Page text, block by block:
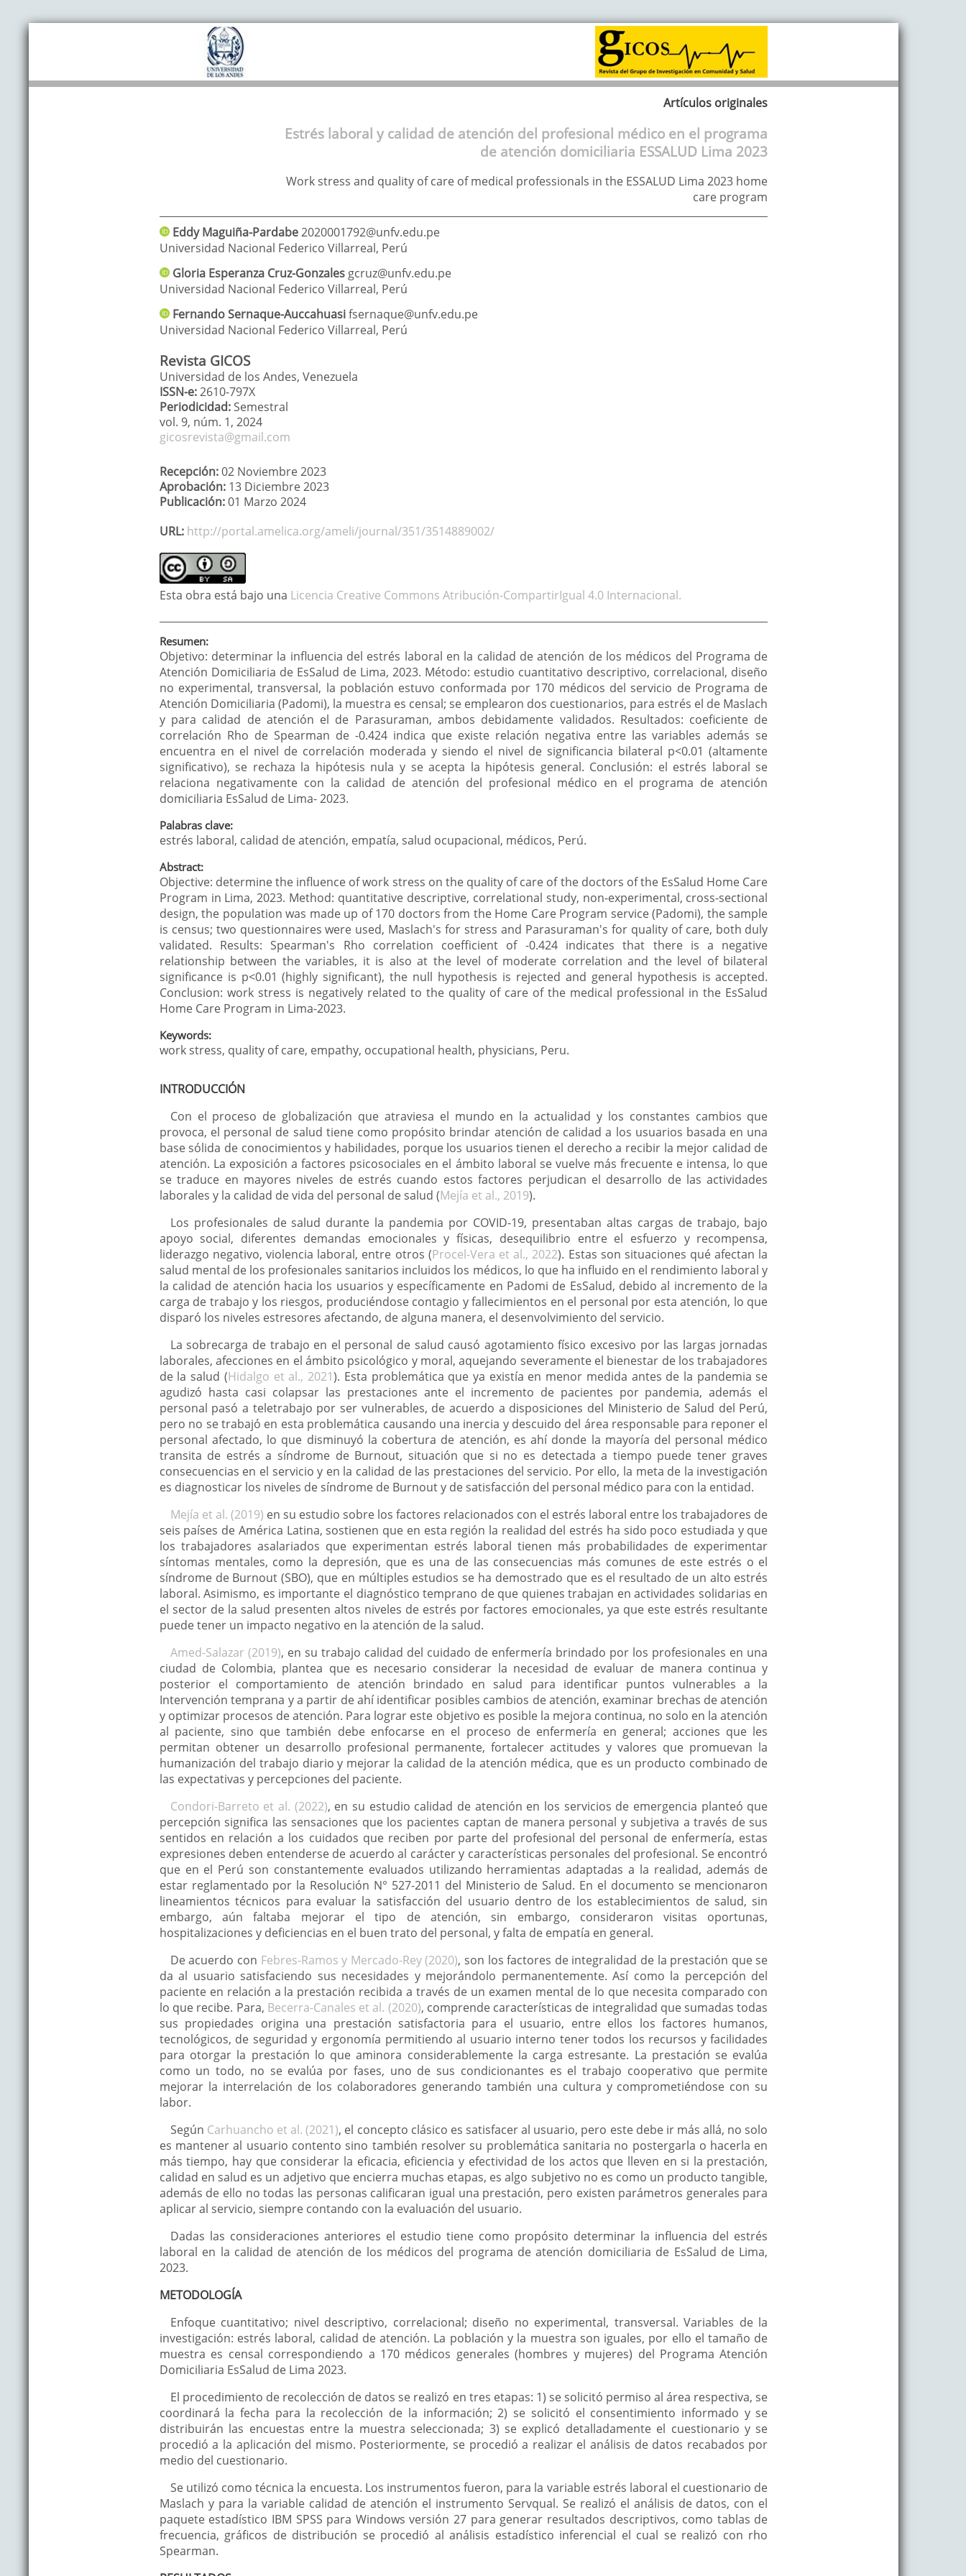
Artículos originales
Estrés laboral y calidad de atención del profesional médico en el programa
de atención domiciliaria ESSALUD Lima 2023
Work stress and quality of care of medical professionals in the ESSALUD Lima 2023 home
care program
Eddy Maguiña-Pardabe2020001792@unfv.edu.pe
Universidad Nacional Federico Villarreal, Perú
Gloria Esperanza Cruz-Gonzalesgcruz@unfv.edu.pe
Universidad Nacional Federico Villarreal, Perú
FernandoSernaque-Auccahuasifsernaque@unfv.edu.pe
Universidad Nacional Federico Villarreal, Perú
Revista GICOS
Universidad de los Andes, Venezuela
ISSN-e:2610-797X
Periodicidad: Semestral
vol. 9, núm. 1, 2024
gicosrevista@gmail.com
Recepción:02 Noviembre 2023
Aprobación: 13 Diciembre 2023
Publicación:01 Marzo 2024
URL: http://portal.amelica.org/ameli/journal/351/3514889002/
Esta obra está bajo una Licencia Creative Commons Atribución-CompartirIgual 4.0 Internacional.
Resumen:
Objetivo: determinar la influencia del estrés laboral en la calidad de atención de los médicos del Programa de
Atención Domiciliaria de EsSalud de Lima, 2023. Método: estudio cuantitativo descriptivo, correlacional, diseño
no experimental, transversal, la población estuvo conformada por 170 médicos del servicio de Programa de
Atención Domiciliaria (Padomi), la muestra es censal; se emplearon dos cuestionarios, para estrés el de Maslach
y para calidad de atención el de Parasuraman, ambos debidamente validados. Resultados: coeficiente de
correlación Rho de Spearman de -0.424 indica que existe relación negativa entre las variables además se
encuentra en el nivel de correlación moderada y siendo el nivel de significancia bilateral p<0.01 (altamente
significativo), se rechaza la hipótesis nula y se acepta la hipótesis general. Conclusión: el estrés laboral se
relaciona negativamente con la calidad de atención del profesional médico en el programa de atención
domiciliaria EsSalud de Lima- 2023.
Palabras clave:
estrés laboral, calidad de atención, empatía, salud ocupacional, médicos, Perú.
Abstract:
Objective: determine the influence of work stress on the quality of care of the doctors of the EsSalud Home Care
Program in Lima, 2023. Method: quantitative descriptive, correlational study, non-experimental, cross-sectional
design, the population was made up of 170 doctors from the Home Care Program service (Padomi), the sample
is census; two questionnaires were used, Maslach's for stress and Parasuraman's for quality of care, both duly
validated. Results: Spearman's Rho correlation coefficient of -0.424 indicates that there is a negative
relationship between the variables, it is also at the level of moderate correlation and the level of bilateral
significance is p<0.01 (highly significant), the null hypothesis is rejected and general hypothesis is accepted.
Conclusion: work stress is negatively related to the quality of care of the medical professional in the EsSalud
Home Care Program in Lima-2023.
Keywords:
work stress, quality of care, empathy, occupational health, physicians, Peru.
INTRODUCCIÓN
Con el proceso de globalización que atraviesa el mundo en la actualidad y los constantes cambios que
provoca, el personal de salud tiene como propósito brindar atención de calidad a los usuarios basada en una
base sólida de conocimientos y habilidades, porque los usuarios tienen el derecho a recibir la mejor calidad de
atención. La exposición a factores psicosociales en el ámbito laboral se vuelve más frecuente e intensa, lo que
se traduce en mayores niveles de estrés cuando estos factores perjudican el desarrollo de las actividades
laborales y la calidad de vida del personal de salud (Mejía et al., 2019).
Los profesionales de salud durante la pandemia por COVID-19, presentaban altas cargas de trabajo, bajo
apoyo social, diferentes demandas emocionales y físicas, desequilibrio entre el esfuerzo y recompensa,
liderazgo negativo, violencia laboral, entre otros (Procel-Vera et al., 2022). Estas son situaciones qué afectan la
salud mental de los profesionales sanitarios incluidos los médicos, lo que ha influido en el rendimiento laboral y
la calidad de atención hacia los usuarios y específicamente en Padomi de EsSalud, debido al incremento de la
carga de trabajo y los riesgos, produciéndose contagio y fallecimientos en el personal por esta atención, lo que
disparó los niveles estresores afectando, de alguna manera, el desenvolvimiento del servicio.
La sobrecarga de trabajo en el personal de salud causó agotamiento físico excesivo por las largas jornadas
laborales, afecciones en el ámbito psicológico y moral, aquejando severamente el bienestar de los trabajadores
de la salud (Hidalgo et al., 2021). Esta problemática que ya existía en menor medida antes de la pandemia se
agudizó hasta casi colapsar las prestaciones ante el incremento de pacientes por pandemia, además el
personal pasó a teletrabajo por ser vulnerables, de acuerdo a disposiciones del Ministerio de Salud del Perú,
pero no se trabajó en esta problemática causando una inercia y descuido del área responsable para reponer el
personal afectado, lo que disminuyó la cobertura de atención, es ahí donde la mayoría del personal médico
transita de estrés a síndrome de Burnout, situación que si no es detectada a tiempo puede tener graves
consecuencias en el servicio y en la calidad de las prestaciones del servicio. Por ello, la meta de la investigación
es diagnosticar los niveles de síndrome de Burnout y de satisfacción del personal médico para con la entidad.
Mejía et al. (2019) en su estudio sobre los factores relacionados con el estrés laboral entre los trabajadores de
seis países de América Latina, sostienen que en esta región la realidad del estrés ha sido poco estudiada y que
los trabajadores asalariados que experimentan estrés laboral tienen más probabilidades de experimentar
síntomas mentales, como la depresión, que es una de las consecuencias más comunes de este estrés o el
síndrome de Burnout (SBO), que en múltiples estudios se ha demostrado que es el resultado de un alto estrés
laboral. Asimismo, es importante el diagnóstico temprano de que quienes trabajan en actividades solidarias en
el sector de la salud presenten altos niveles de estrés por factores emocionales, ya que este estrés resultante
puede tener un impacto negativo en la atención de la salud.
Amed-Salazar (2019), en su trabajo calidad del cuidado de enfermería brindado por los profesionales en una
ciudad de Colombia, plantea que es necesario considerar la necesidad de evaluar de manera continua y
posterior el comportamiento de atención brindado en salud para identificar puntos vulnerables a la
Intervención temprana y a partir de ahí identificar posibles cambios de atención, examinar brechas de atención
y optimizar procesos de atención. Para lograr este objetivo es posible la mejora continua, no solo en la atención
al paciente, sino que también debe enfocarse en el proceso de enfermería en general; acciones que les
permitan obtener un desarrollo profesional permanente, fortalecer actitudes y valores que promuevan la
humanización del trabajo diario y mejorar la calidad de la atención médica, que es un producto combinado de
las expectativas y percepciones del paciente.
Condori-Barreto et al. (2022), en su estudio calidad de atención en los servicios de emergencia planteó que
percepción significa las sensaciones que los pacientes captan de manera personal y subjetiva a través de sus
sentidos en relación a los cuidados que reciben por parte del profesional del personal de enfermería, estas
expresiones deben entenderse de acuerdo al carácter y características personales del profesional. Se encontró
que en el Perú son constantemente evaluados utilizando herramientas adaptadas a la realidad, además de
estar reglamentado por la Resolución N° 527-2011 del Ministerio de Salud. En el documento se mencionaron
lineamientos técnicos para evaluar la satisfacción del usuario dentro de los establecimientos de salud, sin
embargo, aún faltaba mejorar el tipo de atención, sin embargo, consideraron visitas oportunas,
hospitalizaciones y deficiencias en el buen trato del personal, y falta de empatía en general.
De acuerdo con Febres-Ramos y Mercado-Rey (2020), son los factores de integralidad de la prestación que se
da al usuario satisfaciendo sus necesidades y mejorándolo permanentemente. Así como la percepción del
paciente en relación a la prestación recibida a través de un examen mental de lo que necesita comparado con
lo que recibe. Para, Becerra-Canales et al. (2020), comprende características de integralidad que sumadas todas
sus propiedades origina una prestación satisfactoria para el usuario, entre ellos los factores humanos,
tecnológicos, de seguridad y ergonomía permitiendo al usuario interno tener todos los recursos y facilidades
para otorgar la prestación lo que aminora considerablemente la carga estresante. La prestación se evalúa
como un todo, no se evalúa por fases, uno de sus condicionantes es el trabajo cooperativo que permite
mejorar la interrelación de los colaboradores generando también una cultura y comprometiéndose con su
labor.
Según Carhuancho et al. (2021), el concepto clásico es satisfacer al usuario, pero este debe ir más allá, no solo
es mantener al usuario contento sino también resolver su problemática sanitaria no postergarla o hacerla en
más tiempo, hay que considerar la eficacia, eficiencia y efectividad de los actos que lleven en si la prestación,
calidad en salud es un adjetivo que encierra muchas etapas, es algo subjetivo no es como un producto tangible,
además de ello no todas las personas calificaran igual una prestación, pero existen parámetros generales para
aplicar al servicio, siempre contando con la evaluación del usuario.
Dadas las consideraciones anteriores el estudio tiene como propósito determinar la influencia del estrés
laboral en la calidad de atención de los médicos del programa de atención domiciliaria de EsSalud de Lima,
2023.
METODOLOGÍA
Enfoque cuantitativo; nivel descriptivo, correlacional; diseño no experimental, transversal. Variables de la
investigación: estrés laboral, calidad de atención. La población y la muestra son iguales, por ello el tamaño de
muestra es censal correspondiendo a 170 médicos generales (hombres y mujeres) del Programa Atención
Domiciliaria EsSalud de Lima 2023.
El procedimiento de recolección de datos se realizó en tres etapas: 1) se solicitó permiso al área respectiva, se
coordinará la fecha para la recolección de la información; 2) se solicitó el consentimiento informado y se
distribuirán las encuestas entre la muestra seleccionada; 3) se explicó detalladamente el cuestionario y se
procedió a la aplicación del mismo. Posteriormente, se procedió a realizar el análisis de datos recabados por
medio del cuestionario.
Se utilizó como técnica la encuesta. Los instrumentos fueron, para la variable estrés laboral el cuestionario de
Maslach y para la variable calidad de atención el instrumento Servqual. Se realizó el análisis de datos, con el
paquete estadístico IBM SPSS para Windows versión 27 para generar resultados descriptivos, como tablas de
frecuencia, gráficos de distribución se procedió al análisis estadístico inferencial el cual se realizó con rho
Spearman.